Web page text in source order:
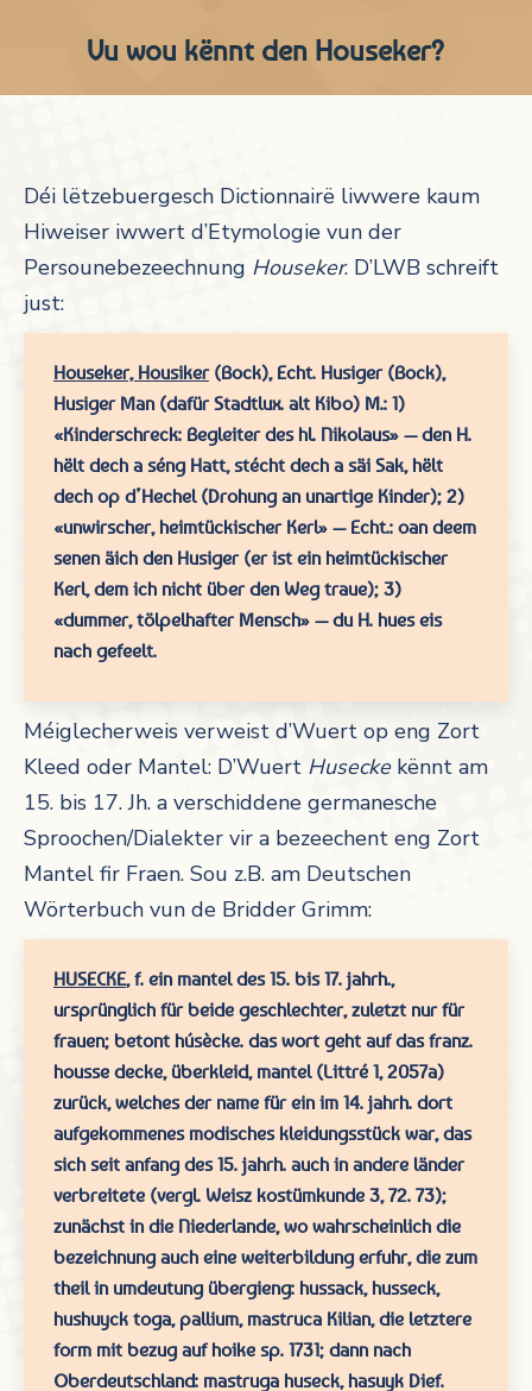
Vu wou kënnt den Houseker?
Déi lëtzebuergesch Dictionnairë liwwere kaum
Hiweiser iwwert d’Etymologie vun der
Persounebezeechnung Houseker. D’LWB schreift
just:
Houseker, Housiker(Bock), Echt. Husiger (Bock),
Husiger Man (dafür Stadtlux. alt Kibo) M.: 1)
«Kinderschreck: Begleiter des hl. Nikolaus» — den H.
hëlt dech a séng Hatt, stécht dech a säi Sak, hëlt
dech op d’Hechel (Drohung an unartige Kinder); 2)
«unwirscher, heimtückischer Kerl» — Echt.: oan deem
senen äich den Husiger (er ist ein heimtückischer
Kerl, dem ich nicht über den Weg traue); 3)
«dummer, tölpelhafter Mensch» — du H. hues eis
nach gefeelt.
Méiglecherweis verweist d’Wuert op eng Zort
Kleed oder Mantel: D’Wuert Huseckekënnt am
15. bis 17. Jh. a verschiddene germanesche
Sproochen/Dialekter vir a bezeechent eng Zort
Mantel fir Fraen. Sou z.B. am Deutschen
Wörterbuch vun de Bridder Grimm:
HUSECKE,f. ein mantel des15. bis17. jahrh.,
ursprünglich für beide geschlechter, zuletzt nur für
frauen; betont húsècke. das wort geht auf das franz.
housse decke, überkleid, mantel(Littré 1, 2057a)
zurück, welches der name für ein im 14. jahrh. dort
aufgekommenes modisches kleidungsstück war, das
sich seit anfang des15. jahrh. auch in andere länder
verbreitete (vergl. Weisz kostümkunde 3, 72. 73);
zunächst in die Niederlande, wo wahrscheinlich die
bezeichnung auch eine weiterbildung erfuhr, die zum
theil in umdeutung übergieng: hussack, husseck,
hushuyck toga, pallium, mastruca Kilian, die letztere
form mit bezug aufhoike sp. 1731; dann nach
Oberdeutschland: mastruga huseck, hasuyk Dief.